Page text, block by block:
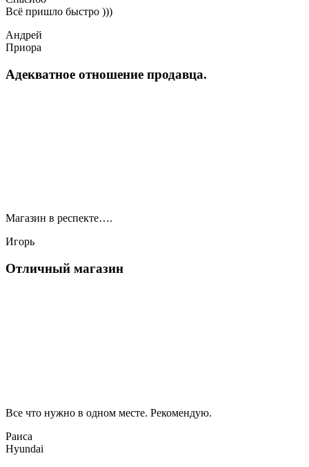
Всё пришло быстро )))
Андрей
Приора
Адекватное отношение продавца.
Магазин в респекте….
Игорь
Отличный магазин
Все что нужно в одном месте. Рекомендую.
Раиса
Hyundai